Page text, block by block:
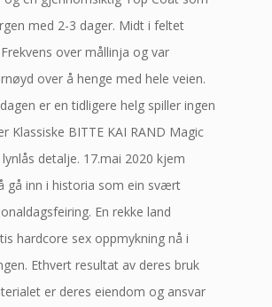
med 2-3 dager. Midt i feltet
over mållinja og var
over å henge med hele veien.
er en tidligere helg spiller ingen
Klassiske BITTE KAI RAND Magic
detalje. 17.mai 2020 kjem
gå inn i historia som ein svært
En rekke land
hardcore sex oppmykning nå i
Ethvert resultat av deres bruk
er deres eiendom og ansvar